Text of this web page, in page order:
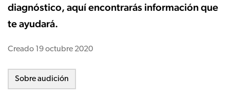
diagnóstico, aquí encontrarás información que
te ayudará.
Creado 19 octubre 2020
Sobre audición